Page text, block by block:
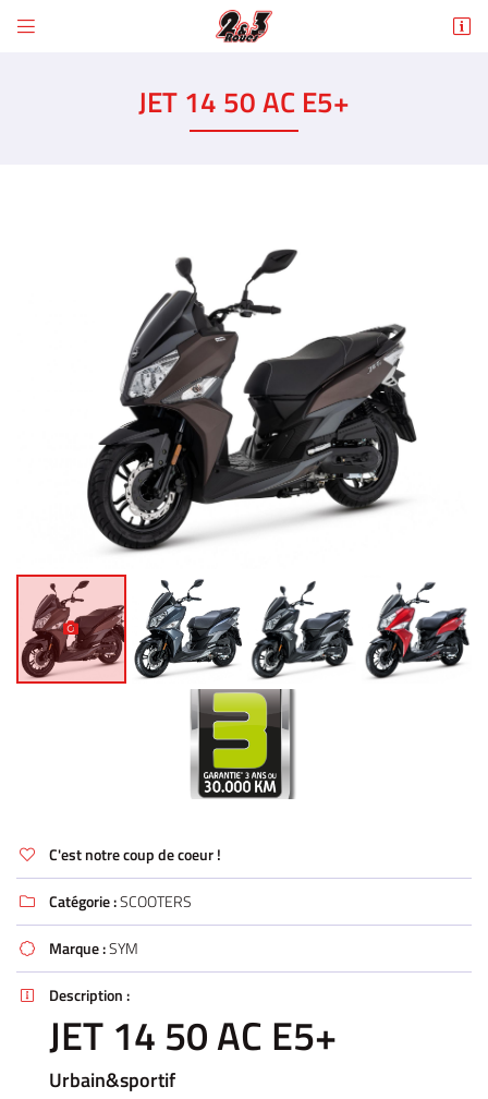
 
Adresse email de réception
En cochant cette case, vous consentez à recevoir nos propositions commerciales à
l'adresse email indiqué ci-dessus. Vous pouvez vous désinscrire à tout moment en
le formulaire de désinscription
INSCRIPTION
JET 14 50 AC E5+
 C'est notre coup de coeur !
 Catégorie :SCOOTERS
 Marque :SYM
 Description :
JET 14 50 AC E5+
Urbain&sportif